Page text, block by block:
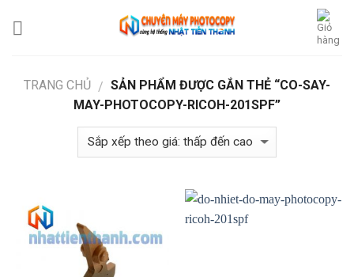
TRANG CHỦ / SẢN PHẨM ĐƯỢC GẮN THẺ “CO-SAY-
MAY-PHOTOCOPY-RICOH-201SPF”